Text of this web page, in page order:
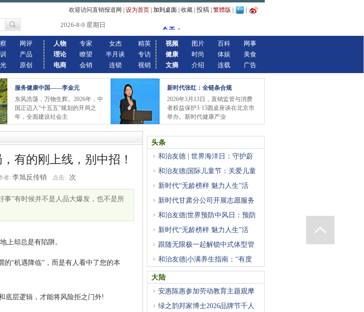
欢迎访问直销报道网 设为首页 加到桌面 收藏 投稿 繁體版
2026-8-9 星期日
网评
产品
原创
人物
理论
电商
专家
瞭望
会销
女杰
半月谈
连锁
精英
专访
视销
视频
健康
文摘
图片
时尚
介绍
百科
体娱
连载
网事
美食
广告
服务健康中国——李金元
东风浩荡，万物生辉。2026年，中
国正迈入“十五五”规划的开局之
年，全面建设社会主
新时代张红：全链条合规
2026年3月13日，直销监管与消费
者权益保护3·15圆桌座谈在北京市
举办。新时代健康产业
有的刚上线，别中招！
者: 李旭反传销 点击: 次
事”有时候并不是人品大爆发，也不是所
上却总是有陷阱。
“机遇降临”，而是有人看中了您的本
底层逻辑，才能将风险拒之门外!
头条
和治友德 | 世界海洋日：守护蔚
和治友德|国际儿童节：关爱儿童
新时代“无龄榜样 魅力人生”活
新时代甘肃分公司开展志愿服务
和治友德|世界预防中风日：预防
新时代“无龄榜样 魅力人生”活
跟随无限极一起解锁中式体型管
和治友德|小满养生指南：“有度
大陆
安惠陈惠参加劳动教育主题观摩
绿之韵邦家博士2026品牌节千人